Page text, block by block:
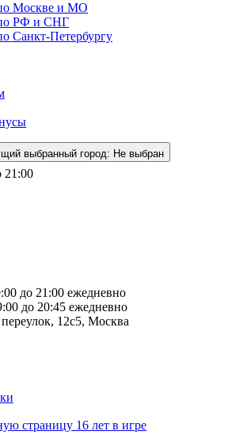
Москве и МО
РФ и СНГ
Санкт-Петербургу
выбранный город: Не выбран
21:00
до 21:00 ежедневно
до 20:45 ежедневно
12с5, Москва
страницу 16 лет в игре